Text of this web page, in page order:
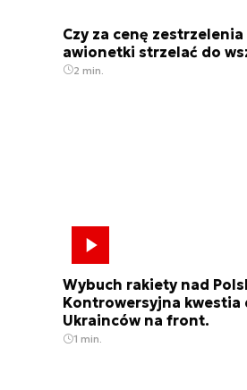
Czy za cenę
awionetki strzelać do
2 min.
Wybuch rakiety nad
Kontrowersyjna kwestia
Ukrainców na front.
1 min.